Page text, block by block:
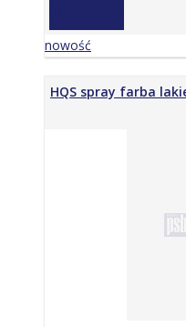
nowość
HQS spray farba